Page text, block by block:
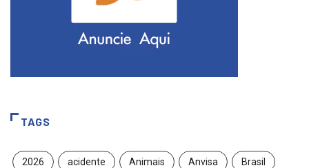
TAGS
2026 acidente Animais Anvisa Brasil